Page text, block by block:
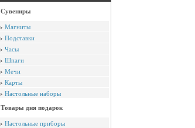
Сувениры
Магниты
Подставки
Часы
Шпаги
Мечи
Карты
Настольные наборы
Товары дня подарок
Настольные приборы